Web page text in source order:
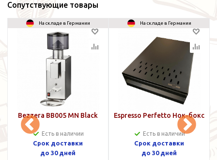
Сопутствующие товары
На складе в Германии
Bezzera BB005 MN Black
Есть в наличии
Срок доставки
до 30 дней
На складе в Германии
Espresso Perfetto Нок-бокс
Есть в наличии
Срок доставки
до 30 дней